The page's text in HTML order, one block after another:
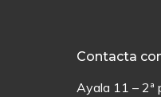
Contacta
Ayala 11 – 2ª